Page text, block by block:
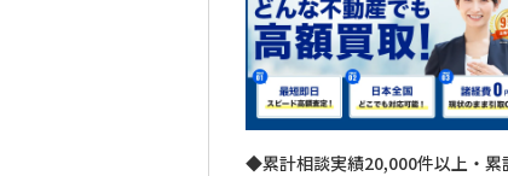
◆累計相談実績20,000件以上・累